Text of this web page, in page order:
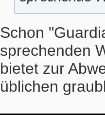
Schon
sprechenden
bietet zur
üblichen